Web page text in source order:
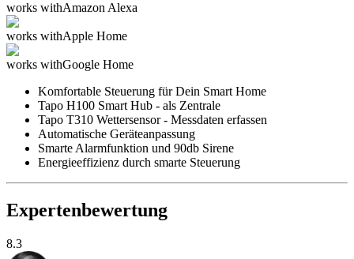
works withAmazon Alexa
works withApple Home
works withGoogle Home
Komfortable Steuerung für Dein Smart Home
Tapo H100 Smart Hub - als Zentrale
Tapo T310 Wettersensor - Messdaten erfassen
Automatische Geräteanpassung
Smarte Alarmfunktion und 90db Sirene
Energieeffizienz durch smarte Steuerung
Expertenbewertung
8.3